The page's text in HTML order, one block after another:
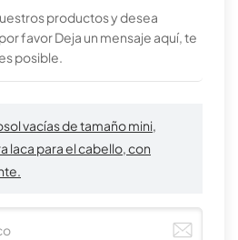
productos y desea
favor Deja un mensaje aquí, te
posible.
vacías de tamaño mini,
laca para el cabello, con